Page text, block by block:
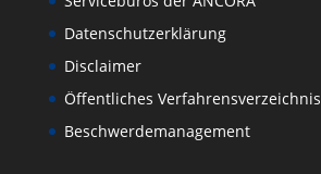
Datenschutzerklärung
Disclaimer
Öffentliches Verfahrensverzeichnis
Beschwerdemanagement